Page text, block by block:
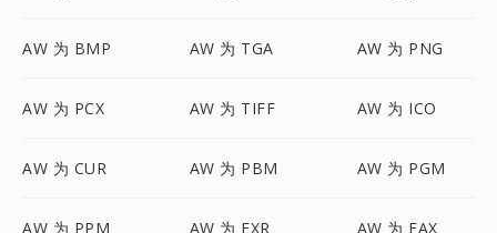
AW 为 BMP AW 为 TGA AW 为 PNG
AW 为 PCX AW 为 TIFF AW 为 ICO
AW 为 CUR AW 为 PBM AW 为 PGM
AW 为 PPM AW 为 EXR AW 为 FAX